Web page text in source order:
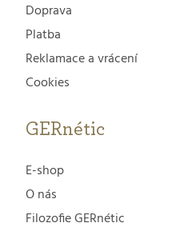
Doprava
Platba
Reklamace a vrácení
Cookies
GERnétic
E-shop
O nás
Filozofie GERnétic